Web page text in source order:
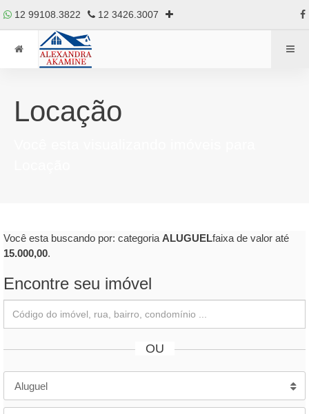
12 99108.3822 12 3426.3007
Locação
Você esta buscando por: categoria ALUGUELfaixa de valor até
15.000,00.
Encontre seu imóvel
OU
Aluguel